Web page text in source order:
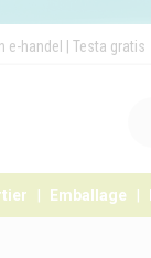
e-handel | Testa gratis
Emballage